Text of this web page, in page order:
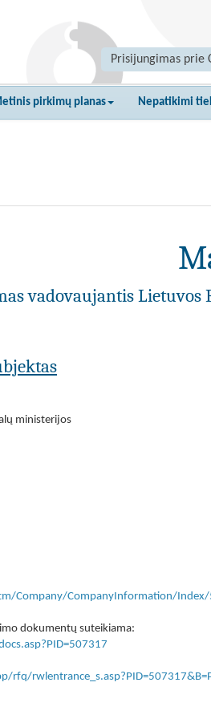
Prisijungimas prie
pirkimų planas Nepatikimi
vadovaujantis
ministerijos
Company/CompanyInformation/Index/
dokumentų suteikiama:
rfq/